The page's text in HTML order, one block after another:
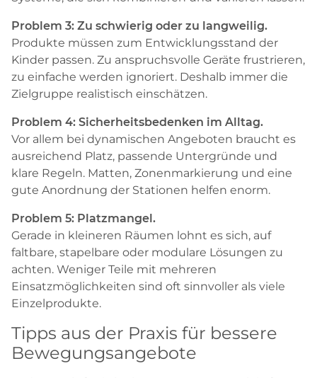
Problem 3: Zu schwierig oder zu langweilig.
Produkte müssen zum Entwicklungsstand der
Kinder passen. Zu anspruchsvolle Geräte frustrieren,
zu einfache werden ignoriert. Deshalb immer die
Zielgruppe realistisch einschätzen.
Problem 4: Sicherheitsbedenken im Alltag.
Vor allem bei dynamischen Angeboten braucht es
ausreichend Platz, passende Untergründe und
klare Regeln. Matten, Zonenmarkierung und eine
gute Anordnung der Stationen helfen enorm.
Problem 5: Platzmangel.
Gerade in kleineren Räumen lohnt es sich, auf
faltbare, stapelbare oder modulare Lösungen zu
achten. Weniger Teile mit mehreren
Einsatzmöglichkeiten sind oft sinnvoller als viele
Einzelprodukte.
Tipps aus der Praxis für bessere
Bewegungsangebote